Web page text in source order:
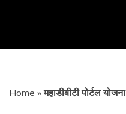
Home »महाडीबीटी पोर्टल योजना